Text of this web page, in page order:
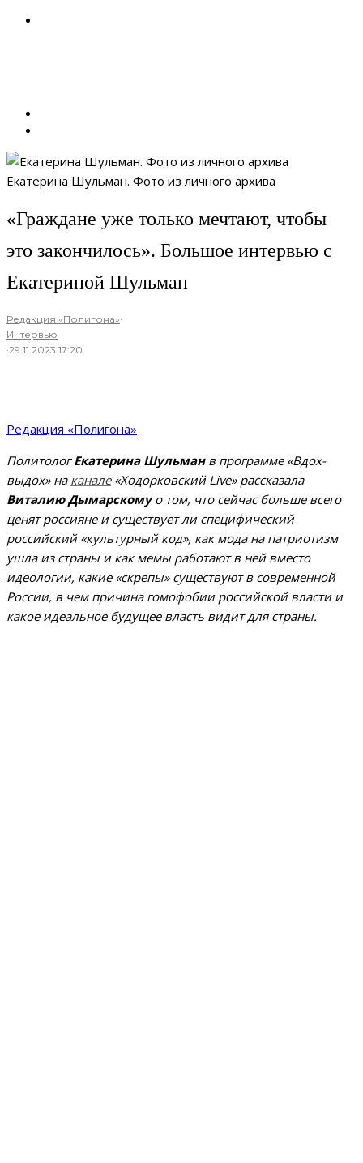
Екатерина Шульман. Фото из личного архива
«Граждане уже только мечтают, чтобы
это закончилось». Большое интервью с
Екатериной Шульман
Редакция «Полигона»·
Интервью
·29.11.2023 17:20
Редакция «Полигона»
ПолитологЕкатерина Шульманв программе «Вдох-
выдох» на канале«Ходорковский Live» рассказала
Виталию Дымарскомуо том, что сейчас больше всего
ценят россияне и существует ли специфический
российский «культурный код», как мода на патриотизм
ушла из страны и как мемы работают в ней вместо
идеологии, какие «скрепы» существуют в современной
России, в чем причина гомофобии российской властии
какое идеальное будущее власть видит для страны.